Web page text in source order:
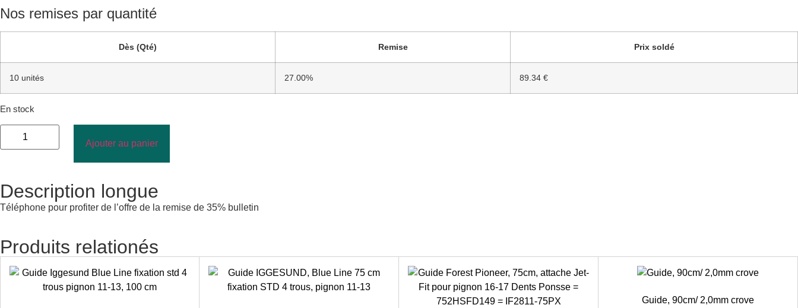
Nos remises par quantité
Dès (Qté) Remise Prix soldé
10 unités 27.00% 89.34 €
En stock
Ajouter au panier
Description longue
Téléphone pour profiter de l’offre de la remise de 35% bulletin
Produits relationés
Guide, 90cm/ 2,0mm crove